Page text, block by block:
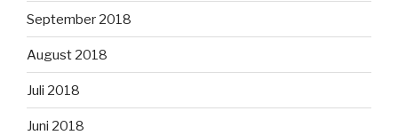
September 2018
August 2018
Juli 2018
Juni 2018